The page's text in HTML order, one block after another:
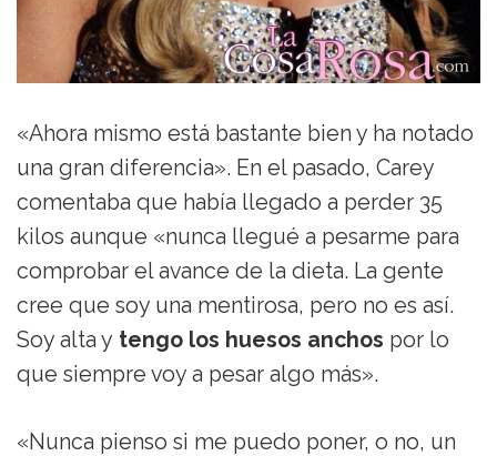
«Ahora mismo está bastante bien y ha notado
una gran diferencia». En el pasado, Carey
comentaba que había llegado a perder 35
kilos aunque «nunca llegué a pesarme para
comprobar el avance de la dieta. La gente
cree que soy una mentirosa, pero no es así.
Soy alta y tengo los huesos anchos por lo
que siempre voy a pesar algo más».
«Nunca pienso si me puedo poner, o no, un